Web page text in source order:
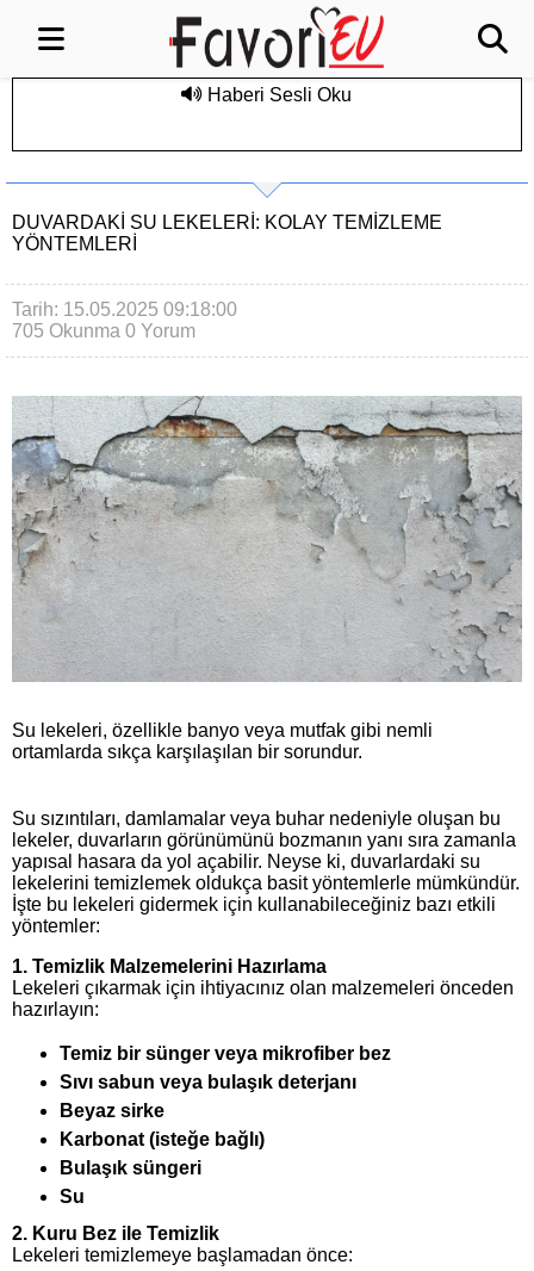
Haberi Sesli Oku
DUVARDAKI SU LEKELERI: KOLAY TEMIZLEME
YÖNTEMLERI
Tarih: 15.05.2025 09:18:00
705 Okunma 0 Yorum
Su lekeleri, özellikle banyo veya mutfak gibi nemli
ortamlarda sıkça karşılaşılan bir sorundur.
Su sızıntıları, damlamalar veya buhar nedeniyle oluşan bu
lekeler, duvarların görünümünü bozmanın yanı sıra zamanla
yapısal hasara da yol açabilir. Neyse ki, duvarlardaki su
lekelerini temizlemek oldukça basit yöntemlerle mümkündür.
İşte bu lekeleri gidermek için kullanabileceğiniz bazı etkili
yöntemler:
1. Temizlik Malzemelerini Hazırlama
Lekeleri çıkarmak için ihtiyacınız olan malzemeleri önceden
hazırlayın:
Temiz bir sünger veya mikrofiber bez
Sıvı sabun veya bulaşık deterjanı
Beyaz sirke
Karbonat (isteğe bağlı)
Bulaşık süngeri
Su
2. Kuru Bez ile Temizlik
Lekeleri temizlemeye başlamadan önce: